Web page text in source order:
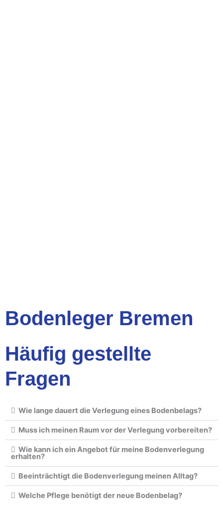
Bodenleger Bremen
Häufig gestellte
Fragen
Wie lange dauert die Verlegung eines Bodenbelags?
Muss ich meinen Raum vor der Verlegung vorbereiten?
Wie kann ich ein Angebot für meine Bodenverlegung
erhalten?
Beeinträchtigt die Bodenverlegung meinen Alltag?
Welche Pflege benötigt der neue Bodenbelag?